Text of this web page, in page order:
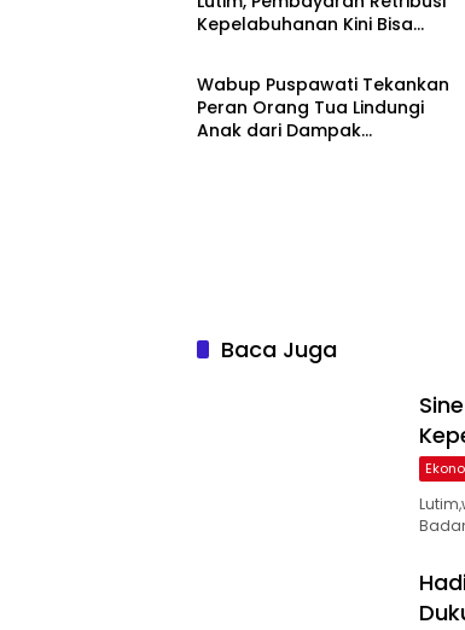
Kepelabuhanan Kini Bisa
Berita
Wabup Puspawati Tekankan
Peran Orang Tua Lindungi
Anak dari Dampak
Baca Juga